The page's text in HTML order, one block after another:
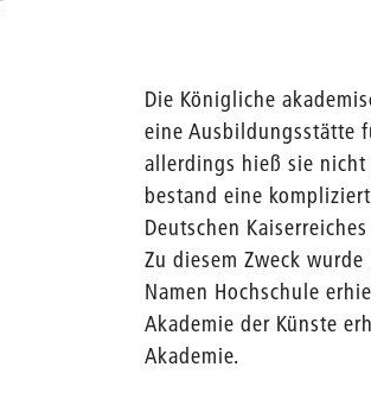
Die Königliche
eine Ausbildungsstätte
allerdings hieß sie nicht
bestand eine
Deutschen
Zu diesem Zweck
Namen Hochschule
Akademie der Künste
Akademie.